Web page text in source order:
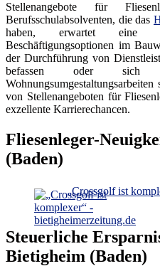
Stellenangebote für
Berufsschulabsolventen, die das
haben, erwartet eine
Beschäftigungsoptionen im
der Durchführung von
befassen oder sich
von Stellenangeboten für
exzellente Karrierechancen.
Fliesenleger-
(Baden)
„Crossgolf ist
Steuerliche
Bietigheim (Baden)